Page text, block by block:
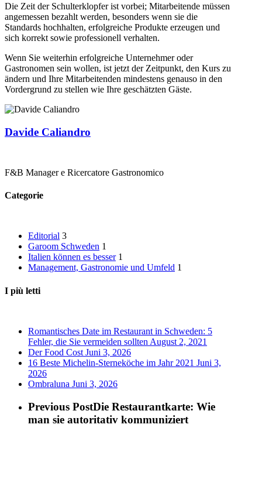
Die Zeit der Schulterklopfer ist vorbei; Mitarbeitende müssen
angemessen bezahlt werden, besonders wenn sie die
Standards hochhalten, erfolgreiche Produkte erzeugen und
sich korrekt sowie professionell verhalten.
Wenn Sie weiterhin erfolgreiche Unternehmer oder
Gastronomen sein wollen, ist jetzt der Zeitpunkt, den Kurs zu
ändern und Ihre Mitarbeitenden mindestens genauso in den
Vordergrund zu stellen wie Ihre geschätzten Gäste.
Davide Caliandro
F&B Manager e Ricercatore Gastronomico
Categorie
Editorial 3
Garoom Schweden 1
Italien können es besser 1
Management, Gastronomie und Umfeld 1
I più letti
Romantisches Date im Restaurant in Schweden: 5
Fehler, die Sie vermeiden sollten August 2, 2021
Der Food Cost Juni 3, 2026
16 Beste Michelin-Sterneköche im Jahr 2021 Juni 3,
2026
Ombraluna Juni 3, 2026
Previous PostDie Restaurantkarte: Wie
man sie autoritativ kommuniziert